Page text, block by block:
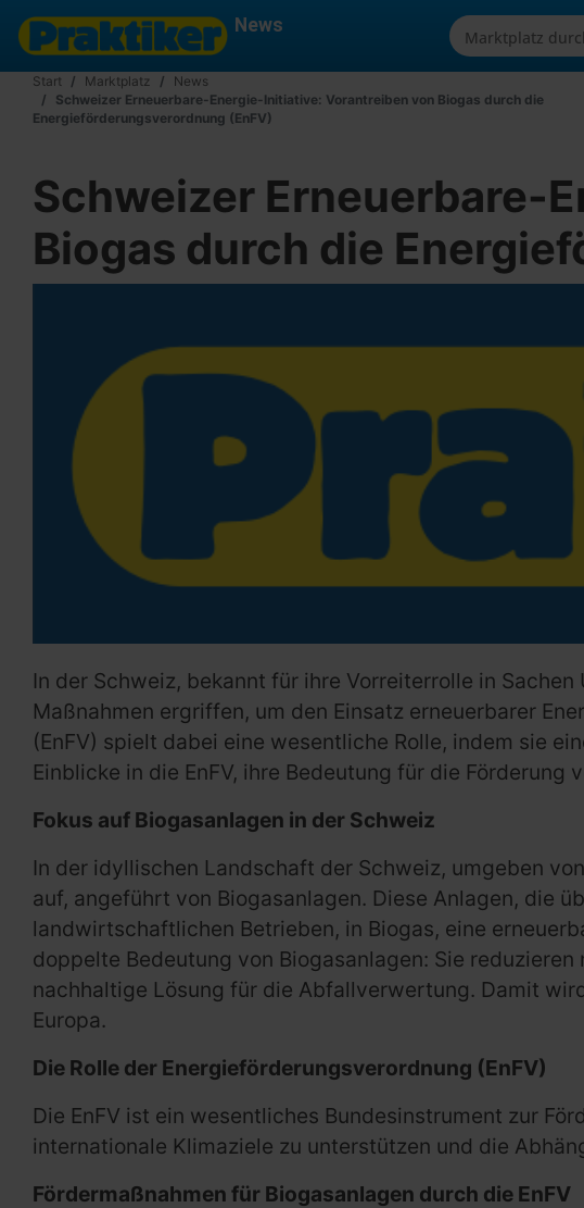
News
Start Marktplatz
News
Schweizer Erneuerbare-Energie-Initiative: Vorantreiben von Biogas durch die
Energieförderungsverordnung (EnFV)
Schweizer Erneuerbare-
Biogas durch die
In der Schweiz, bekannt für ihre Vorreiterrolle in
Maßnahmen ergriffen, um den Einsatz erneuerbarer
(EnFV) spielt dabei eine wesentliche Rolle, indem sie
Einblicke in die EnFV, ihre Bedeutung für die
Fokus auf Biogasanlagen in der Schweiz
In der idyllischen Landschaft der Schweiz, umgeben
auf, angeführt von Biogasanlagen. Diese Anlagen, die
landwirtschaftlichen Betrieben, in Biogas, eine
doppelte Bedeutung von Biogasanlagen: Sie
nachhaltige Lösung für die Abfallverwertung. Damit
Europa.
Die Rolle der Energieförderungsverordnung (EnFV)
Die EnFV ist ein wesentliches Bundesinstrument zur
internationale Klimaziele zu unterstützen und die
Fördermaßnahmen für Biogasanlagen durch die EnFV